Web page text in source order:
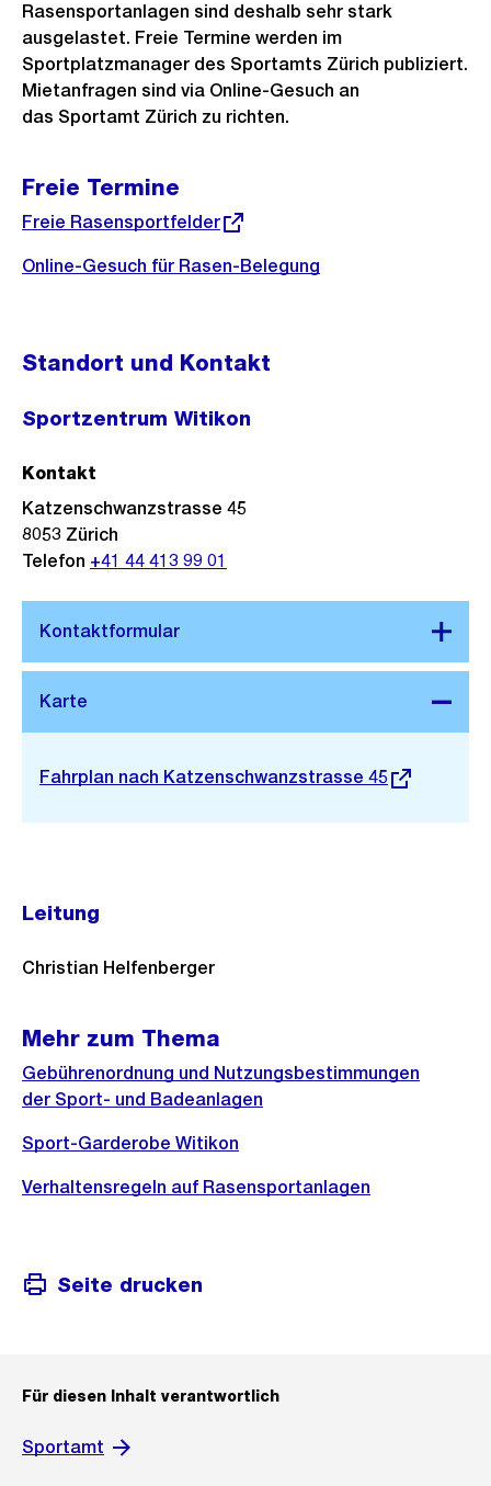
Rasensportanlagen sind deshalb sehr stark
ausgelastet. Freie Termine werden im
Sportplatzmanager des Sportamts Zürich publiziert.
Mietanfragen sind via Online-Gesuch an
das Sportamt Zürich zu richten.
Freie Termine
Externer
Freie Rasensportfelder
Online-Gesuch für Rasen-Belegung
Standort und Kontakt
Sportzentrum Witikon
Stadtplan 3D
Externer
Fahrplan nach Katzenschwanzstrasse 45
Kontakt
Katzenschwanzstrasse 45
8053 Zürich
Telefon +41 44 413 99 01
Leitung
Christian Helfenberger
Mehr zum Thema
Gebührenordnung und Nutzungsbestimmungen
der Sport- und Badeanlagen
Sport-Garderobe Witikon
Verhaltensregeln auf Rasensportanlagen
Seite drucken
Für diesen Inhalt verantwortlich
Sportamt